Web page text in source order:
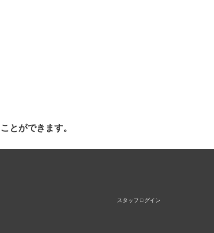
とができます。
スタッフログイン